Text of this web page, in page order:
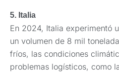
5. Italia
En 2024, Italia experimentó
un volumen de 8 mil
fríos, las condiciones
problemas logísticos, como